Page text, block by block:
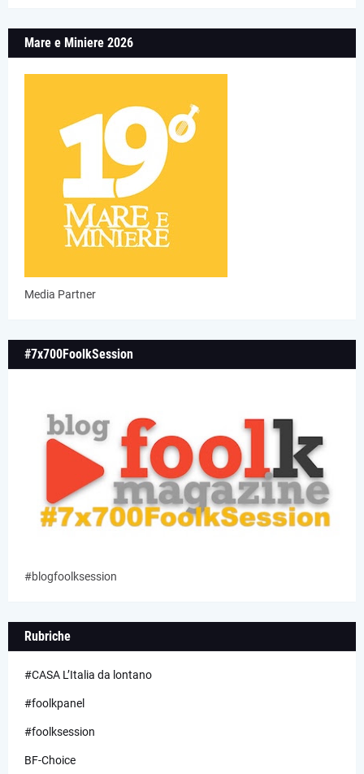
Mare e Miniere 2026
Media Partner
#7x700FoolkSession
#blogfoolksession
Rubriche
#CASA L’Italia da lontano
#foolkpanel
#foolksession
BF-Choice